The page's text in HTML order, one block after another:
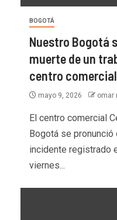
BOGOTÁ
Nuestro Bogotá
muerte de un
centro comercial
mayo 9, 2026 omar
El centro comercial
Bogotá se
incidente registrado
viernes...